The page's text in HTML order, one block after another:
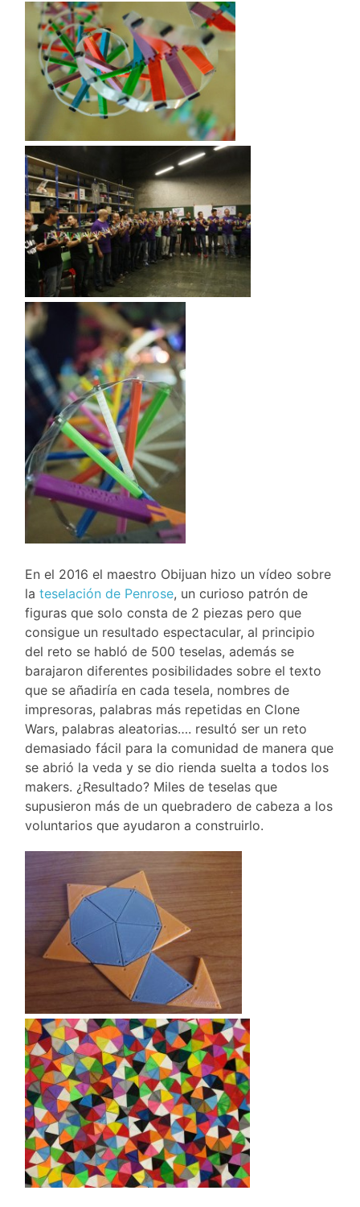
En el 2016 el maestro Obijuan hizo un vídeo sobre
lateselación de Penrose, un curioso patrón de
figuras que solo consta de 2 piezas pero que
consigue un resultado espectacular, al principio
del reto se habló de 500 teselas, además se
barajaron diferentes posibilidades sobre el texto
que se añadiría en cada tesela, nombres de
impresoras, palabras más repetidas en Clone
Wars, palabras aleatorias…. resultó ser un reto
demasiado fácil para la comunidad de manera que
se abrió la veda y se dio rienda suelta a todos los
makers. ¿Resultado? Miles de teselas que
supusieron más de un quebradero de cabeza a los
voluntarios que ayudaron a construirlo.